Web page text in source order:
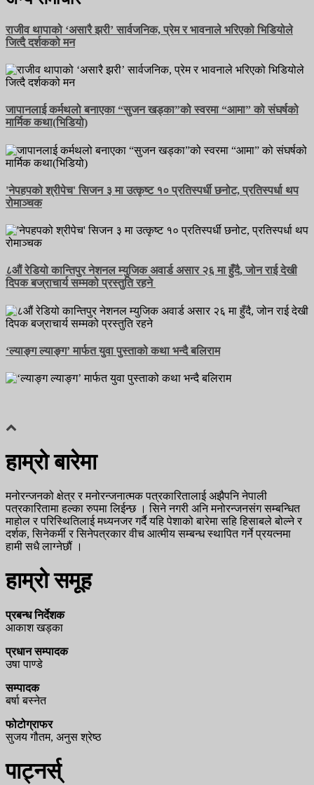
राजीव थापाको ‘असारै झरी’ सार्वजनिक, प्रेम र भावनाले भरिएको भिडियोले
जित्दै दर्शकको मन
जापानलाई कर्मथलो बनाएका “सुजन खड्का”को स्वरमा “आमा” को संघर्षको
मार्मिक कथा(भिडियो)
'नेपहपको श्रीपेच' सिजन ३ मा उत्कृष्ट १० प्रतिस्पर्धी छनोट, प्रतिस्पर्धा थप
रोमाञ्चक
८औं रेडियो कान्तिपुर नेशनल म्युजिक अवार्ड असार २६ मा हुँदै, जोन राई देखी
दिपक बज्राचार्य सम्मको प्रस्तुति रहने
‘ल्याङ्ग ल्याङ्ग’ मार्फत युवा पुस्ताको कथा भन्दै बलिराम
हाम्रो बारेमा
मनोरन्जनको क्षेत्र र मनोरन्जनात्मक पत्रकारितालाई अझैपनि नेपाली
पत्रकारितामा हल्का रुपमा लिईन्छ । सिने नगरी अनि मनोरन्जनसंग सम्बन्धित
माहोल र परिस्थितिलाई मध्यनजर गर्दै यहि पेशाको बारेमा सहि हिसाबले बोल्ने र
दर्शक, सिनेकर्मी र सिनेपत्रकार वीच आत्मीय सम्बन्ध स्थापित गर्ने प्रयत्नमा
हामी सधै लाग्नेछौं ।
हाम्रो समूह
प्रबन्ध निर्देशक
आकाश खड्का
प्रधान सम्पादक
उषा पाण्डे
सम्पादक
बर्षा बस्नेत
फोटोग्राफर
सुजय गौतम, अनुस श्रेष्ठ
पाट्नर्स्